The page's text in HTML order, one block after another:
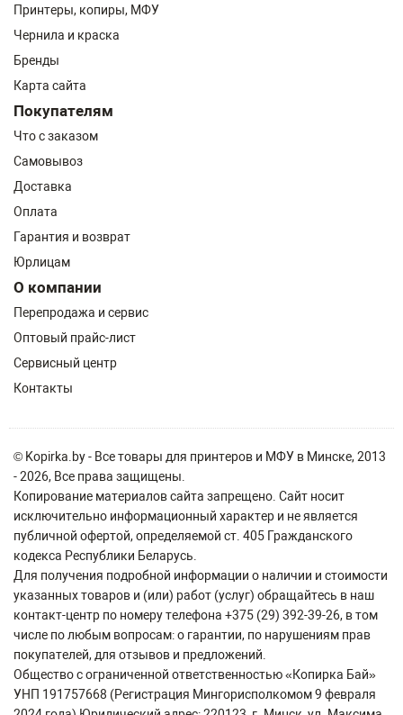
Принтеры, копиры, МФУ
Чернила и краска
Бренды
Карта сайта
Покупателям
Что с заказом
Самовывоз
Доставка
Оплата
Гарантия и возврат
Юрлицам
О компании
Перепродажа и сервис
Оптовый прайс-лист
Сервисный центр
Контакты
© Kopirka.by - Все товары для принтеров и МФУ в Минске, 2013
- 2026, Все права защищены.
Копирование материалов сайта запрещено. Сайт носит
исключительно информационный характер и не является
публичной офертой, определяемой ст. 405 Гражданского
кодекса Республики Беларусь.
Для получения подробной информации о наличии и стоимости
указанных товаров и (или) работ (услуг) обращайтесь в наш
контакт-центр по номеру телефона +375 (29) 392-39-26, в том
числе по любым вопросам: о гарантии, по нарушениям прав
покупателей, для отзывов и предложений.
Общество с ограниченной ответственностью «Копирка Бай»
УНП 191757668 (Регистрация Мингорисполкомом 9 февраля